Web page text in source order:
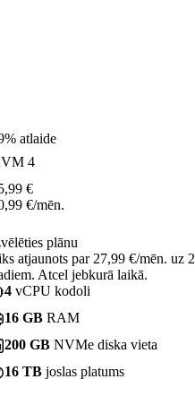
atlaide
4
€
€/mēn.
plānu
atjaunots par 27,99 €/mēn. uz 2
Atcel jebkurā laikā.
4 vCPU kodoli
16 GB RAM
200 GB NVMe diska vieta
16 TB joslas platums